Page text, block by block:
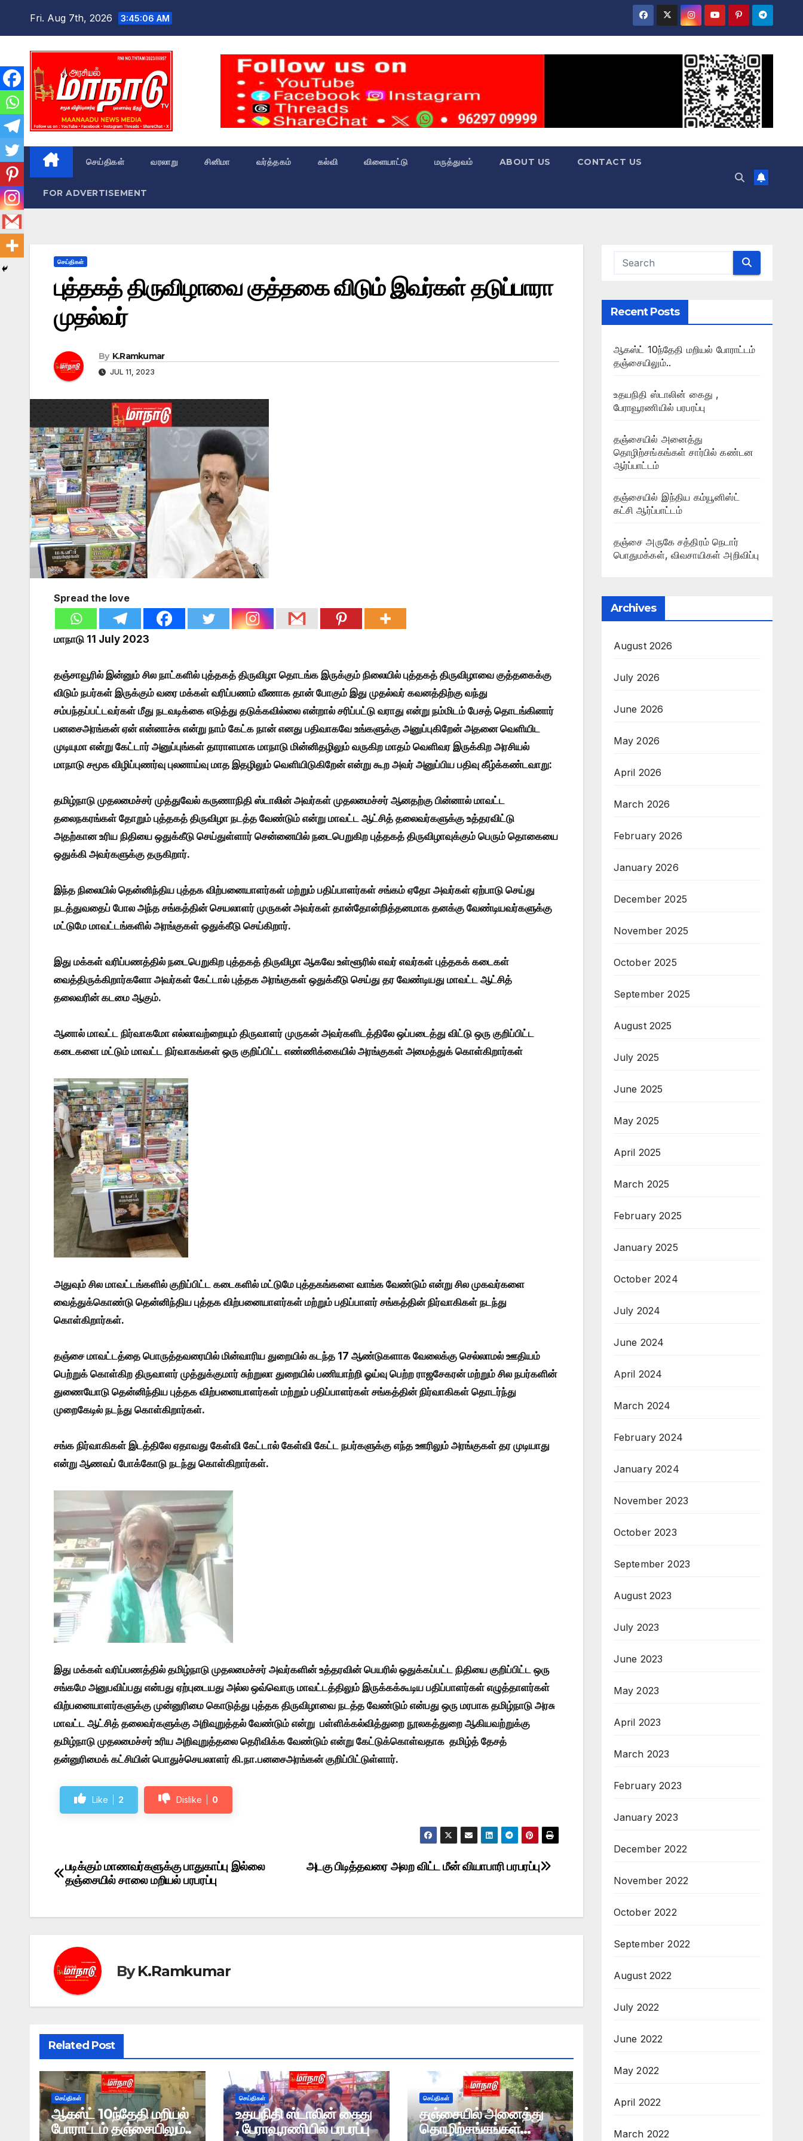
Fri. Aug 7th, 2026 3:45:07 AM
செய்திகள் வரலாறு சினிமா வர்த்தகம் கல்வி விளையாட்டு மருத்துவம் ABOUT US CONTACT US
FOR ADVERTISEMENT
செய்திகள்
புத்தகத் திருவிழாவை குத்தகை விடும் இவர்கள் தடுப்பாரா
முதல்வர்
By K.Ramkumar
JUL 11, 2023
Spread the love
மாநாடு 11 July 2023
தஞ்சாவூரில் இன்னும் சில நாட்களில் புத்தகத் திருவிழா தொடங்க இருக்கும் நிலையில் புத்தகத் திருவிழாவை குத்தகைக்கு
விடும் நபர்கள் இருக்கும் வரை மக்கள் வரிப்பணம் வீணாக தான் போகும் இது முதல்வர் கவனத்திற்கு வந்து
சம்பந்தப்பட்டவர்கள் மீது நடவடிக்கை எடுத்து தடுக்கவில்லை என்றால் சரிப்பட்டு வராது என்று நம்மிடம் பேசத் தொடங்கினார்
பனசைஅரங்கன் ஏன் என்னாச்சு என்று நாம் கேட்க நான் எனது பதிவாகவே உங்களுக்கு அனுப்புகிறேன் அதனை வெளியிட
முடியுமா என்று கேட்டார் அனுப்புங்கள் தாராளமாக மாநாடு மின்னிதழிலும் வருகிற மாதம் வெளிவர இருக்கிற அரசியல்
மாநாடு சமூக விழிப்புணர்வு புலனாய்வு மாத இதழிலும் வெளியிடுகிறேன் என்று கூற அவர் அனுப்பிய பதிவு கீழ்க்கண்டவாறு:
தமிழ்நாடு முதலமைச்சர் முத்துவேல் கருணாநிதி ஸ்டாலின் அவர்கள் முதலமைச்சர் ஆனதற்கு பின்னால் மாவட்ட
தலைநகரங்கள் தோறும் புத்தகத் திருவிழா நடத்த வேண்டும் என்று மாவட்ட ஆட்சித் தலைவர்களுக்கு உத்தரவிட்டு
அதற்கான உரிய நிதியை ஒதுக்கீடு செய்துள்ளார் சென்னையில் நடைபெறுகிற புத்தகத் திருவிழாவுக்கும் பெரும் தொகையை
ஒதுக்கி அவர்களுக்கு தருகிறார்.
இந்த நிலையில் தென்னிந்திய புத்தக விற்பனையாளர்கள் மற்றும் பதிப்பாளர்கள் சங்கம் ஏதோ அவர்கள் ஏற்பாடு செய்து
நடத்துவதைப் போல அந்த சங்கத்தின் செயலாளர் முருகன் அவர்கள் தான்தோன்றித்தனமாக தனக்கு வேண்டியவர்களுக்கு
மட்டுமே மாவட்டங்களில் அரங்குகள் ஒதுக்கீடு செய்கிறார்.
இது மக்கள் வரிப்பணத்தில் நடைபெறுகிற புத்தகத் திருவிழா ஆகவே உள்ளூரில் எவர் எவர்கள் புத்தகக் கடைகள்
வைத்திருக்கிறார்களோ அவர்கள் கேட்டால் புத்தக அரங்குகள் ஒதுக்கீடு செய்து தர வேண்டியது மாவட்ட ஆட்சித்
தலைவரின் கடமை ஆகும்.
ஆனால் மாவட்ட நிர்வாகமோ எல்லாவற்றையும் திருவாளர் முருகன் அவர்களிடத்திலே ஒப்படைத்து விட்டு ஒரு குறிப்பிட்ட
கடைகளை மட்டும் மாவட்ட நிர்வாகங்கள் ஒரு குறிப்பிட்ட எண்ணிக்கையில் அரங்குகள் அமைத்துக் கொள்கிறார்கள்
அதுவும் சில மாவட்டங்களில் குறிப்பிட்ட கடைகளில் மட்டுமே புத்தகங்களை வாங்க வேண்டும் என்று சில முகவர்களை
வைத்துக்கொண்டு தென்னிந்திய புத்தக விற்பனையாளர்கள் மற்றும் பதிப்பாளர் சங்கத்தின் நிர்வாகிகள் நடந்து
கொள்கிறார்கள்.
தஞ்சை மாவட்டத்தை பொருத்தவரையில் மின்வாரிய துறையில் கடந்த 17 ஆண்டுகளாக வேலைக்கு செல்லாமல் ஊதியம்
பெற்றுக் கொள்கிற திருவாளர் முத்துக்குமார் சுற்றுலா துறையில் பணியாற்றி ஓய்வு பெற்ற ராஜசேகரன் மற்றும் சில நபர்களின்
துணையோடு தென்னிந்திய புத்தக விற்பனையாளர்கள் மற்றும் பதிப்பாளர்கள் சங்கத்தின் நிர்வாகிகள் தொடர்ந்து
முறைகேடில் நடந்து கொள்கிறார்கள்.
சங்க நிர்வாகிகள் இடத்திலே ஏதாவது கேள்வி கேட்டால் கேள்வி கேட்ட நபர்களுக்கு எந்த ஊரிலும் அரங்குகள் தர முடியாது
என்று ஆணவப் போக்கோடு நடந்து கொள்கிறார்கள்.
இது மக்கள் வரிப்பணத்தில் தமிழ்நாடு முதலமைச்சர் அவர்களின் உத்தரவின் பெயரில் ஒதுக்கப்பட்ட நிதியை குறிப்பிட்ட ஒரு
சங்கமே அனுபவிப்பது என்பது ஏற்புடையது அல்ல ஒவ்வொரு மாவட்டத்திலும் இருக்கக்கூடிய பதிப்பாளர்கள் எழுத்தாளர்கள்
விற்பனையாளர்களுக்கு முன்னுரிமை கொடுத்து புத்தக திருவிழாவை நடத்த வேண்டும் என்பது ஒரு மரபாக தமிழ்நாடு அரசு
மாவட்ட ஆட்சித் தலைவர்களுக்கு அறிவுறுத்தல் வேண்டும் என்று ‌ பள்ளிக்கல்வித்துறை நூலகத்துறை ஆகியவற்றுக்கு
தமிழ்நாடு முதலமைச்சர் உரிய அறிவுறுத்தலை தெரிவிக்க வேண்டும் என்று கேட்டுக்கொள்வதாக தமிழ்த் தேசத்
தன்னுரிமைக் கட்சியின் பொதுச்செயலாளர் கி.நா.பனசைஅரங்கன் குறிப்பிட்டுள்ளார்.
Like 2 Dislike 0
Post
அடகு பிடித்தவரை அலற விட்ட மீன் வியாபாரி பரபரப்பு
படிக்கும் மாணவர்களுக்கு பாதுகாப்பு இல்லை
தஞ்சையில் சாலை மறியல் பரபரப்பு
ByK.Ramkumar
Related Post
செய்திகள்
ஆகஸ்ட் 10ந்தேதி மறியல்
போராட்டம் தஞ்சையிலும்..
செய்திகள்
உதயநிதி ஸ்டாலின் கைது
, பேராவூரணியில் பரபரப்பு
செய்திகள்
தஞ்சையில் அனைத்து
தொழிற்சங்கங்கள்
Recent Posts
ஆகஸ்ட் 10ந்தேதி மறியல் போராட்டம்
தஞ்சையிலும்..
உதயநிதி ஸ்டாலின் கைது ,
பேராவூரணியில் பரபரப்பு
தஞ்சையில் அனைத்து
தொழிற்சங்கங்கள் சார்பில் கண்டன
ஆர்ப்பாட்டம்
தஞ்சையில் இந்திய கம்யூனிஸ்ட்
கட்சி ஆர்ப்பாட்டம்
தஞ்சை அருகே சத்திரம் நெடார்
பொதுமக்கள், விவசாயிகள் அறிவிப்பு
Archives
August 2026
July 2026
June 2026
May 2026
April 2026
March 2026
February 2026
January 2026
December 2025
November 2025
October 2025
September 2025
August 2025
July 2025
June 2025
May 2025
April 2025
March 2025
February 2025
January 2025
October 2024
July 2024
June 2024
April 2024
March 2024
February 2024
January 2024
November 2023
October 2023
September 2023
August 2023
July 2023
June 2023
May 2023
April 2023
March 2023
February 2023
January 2023
December 2022
November 2022
October 2022
September 2022
August 2022
July 2022
June 2022
May 2022
April 2022
March 2022